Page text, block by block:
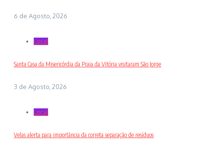
6 de Agosto, 2026
Local
Santa Casa da Misericórdia da Praia da Vitória visitaram São Jorge
3 de Agosto, 2026
Local
Velas alerta para importância da correta separação de resíduos